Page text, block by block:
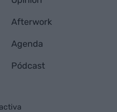
Afterwork
Agenda
Pódcast